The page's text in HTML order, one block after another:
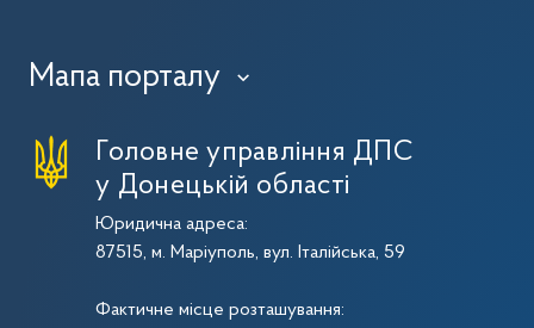
Мапа порталу ›
Головне управління ДПС
у Донецькій області
Юридична адреса:
87515, м. Маріуполь, вул. Італійська, 59
Фактичне місце розташування: